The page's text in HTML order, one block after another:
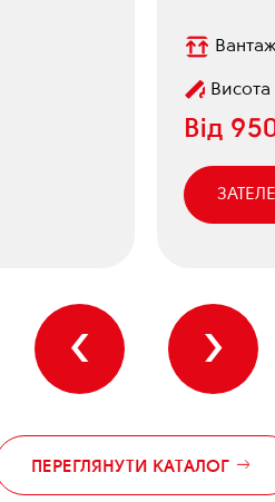
Висота
Від
‹ ›
ПЕРЕГЛЯНУТИ КАТАЛОГ